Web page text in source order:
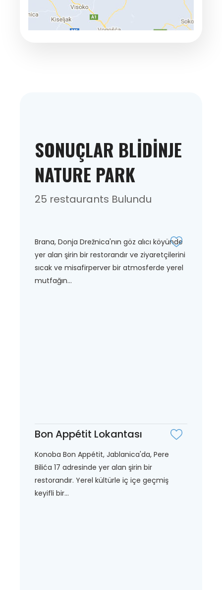
SONUÇLAR BLIDINJE
NATURE PARK
25 restaurants Bulundu
Brana, Donja Drežnica'nın göz alıcı köyünde
yer alan şirin bir restorandır ve ziyaretçilerini
sıcak ve misafirperver bir atmosferde yerel
mutfağın...
Bon Appétit Lokantası
Konoba Bon Appétit, Jablanica'da, Pere
Bilića 17 adresinde yer alan şirin bir
restorandır. Yerel kültürle iç içe geçmiş
keyifli bir...